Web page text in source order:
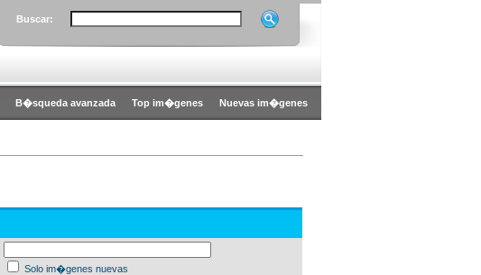
Buscar:
B�squeda avanzada Top im�genes Nuevas im�genes
Solo im�genes nuevas